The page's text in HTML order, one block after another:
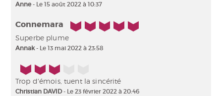
Anne - Le 15 août 2022 à 10:37
Connemara 5/5
Superbe plume
Annak- Le 13 mai 2022 à 23:58
3/5
Trop d'émois, tuent la sincérité
Christian DAVID- Le 23 février 2022 à 20:46